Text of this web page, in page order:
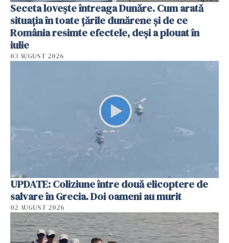
Seceta lovește întreaga Dunăre. Cum arată
situația în toate țările dunărene și de ce
România resimte efectele, deși a plouat în
iulie
03 AUGUST 2026
UPDATE: Coliziune între două elicoptere de
salvare în Grecia. Doi oameni au murit
02 AUGUST 2026